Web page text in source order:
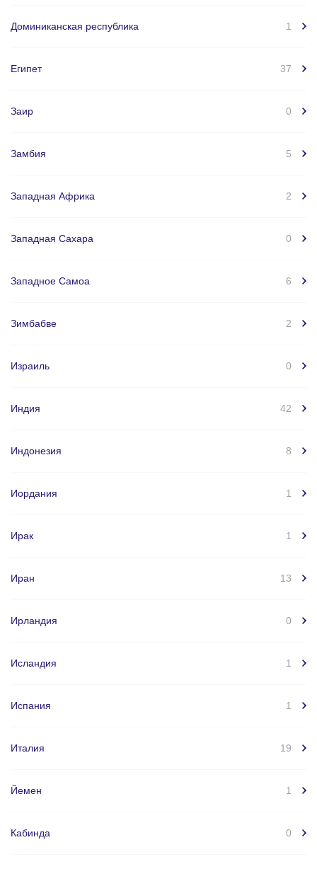
Доминиканская республика 1
Египет 37
Заир 0
Замбия 5
Западная Африка 2
Западная Сахара 0
Западное Самоа 6
Зимбабве 2
Израиль 0
Индия 42
Индонезия 8
Иордания 1
Ирак 1
Иран 13
Ирландия 0
Исландия 1
Испания 1
Италия 19
Йемен 1
Кабинда 0